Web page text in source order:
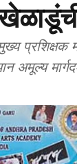
प्रशिक्षक
अमूल्य